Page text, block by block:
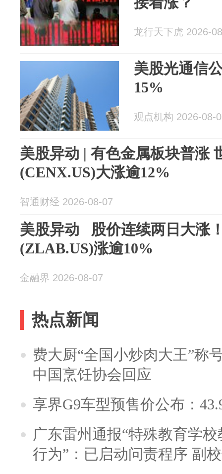
龙行天下虎 2026-
美股光通信
15%
观点机构 2026-08-
美股异动 | 有色金属板块普涨
(CENX.US)大涨逾12%
智通财经 2026-08-07
美股异动 股价连续两日大涨
(ZLAB.US)涨逾10%
金融界 2026-08-07
热点新闻
费大厨“全国小炒肉大王”称
中国烹饪协会回应
享界G9车型预售价公布：
广东雷州通报“特殊教育学
行为”：已启动问责程序 副